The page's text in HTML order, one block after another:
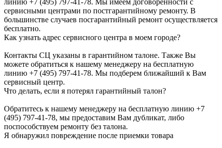
сервисными центрами по постгарантийному ремонту. В
большинстве случаев посгарантийный ремонт осуществляется
бесплатно.
Как узнать адрес сервисного центра в моем городе?
Контакты СЦ указаны в гарантийном талоне. Также Вы
можете обратиться к нашему менеджеру на бесплатную
линию +7 (495) 797-41-78. Мы подберем ближайший к Вам
сервисный центр.
Что делать, если я потерял гарантийный талон?
Обратитесь к нашему менеджеру на бесплатную линию +7
(495) 797-41-78, мы предоставим Вам дубликат, либо
поспособствуем ремонту без талона.
Я обнаружил повреждение после приемки товара